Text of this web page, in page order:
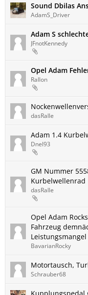
Sound Dbilas
AdamS_Driver
Adam S
JFnotKennedy
Opel Adam
Rallon
dasRalle
Adam 1.4
Dnel93
GM Nummer
Kurbelwellenrad
dasRalle
Opel Adam
Fahrzeug
Leistungsmangel
BavarianRocky
Motortausch,
Schrauber68